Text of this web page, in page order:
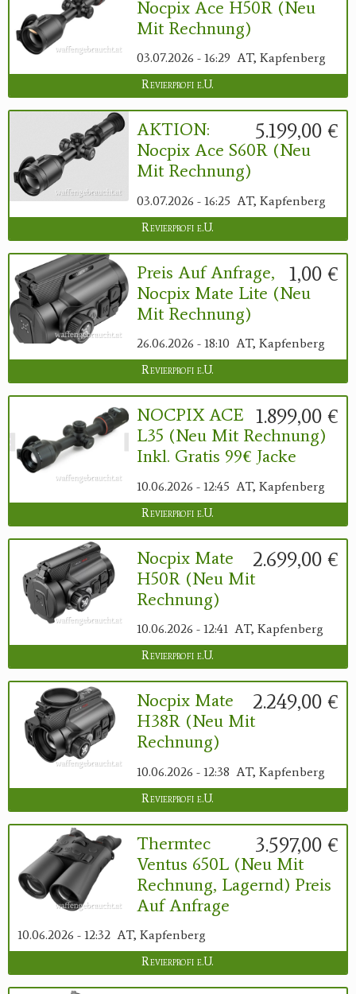
Nocpix Ace H50R (neu
Mit Rechnung)
03.07.2026 - 16:29 AT, Kapfenberg
Revierprofi e.U.
5.199,00 €
AKTION:
Nocpix Ace S60R (neu
Mit Rechnung)
03.07.2026 - 16:25 AT, Kapfenberg
Revierprofi e.U.
1,00 €
Preis Auf Anfrage,
Nocpix Mate Lite (neu
Mit Rechnung)
26.06.2026 - 18:10 AT, Kapfenberg
Revierprofi e.U.
1.899,00 €
NOCPIX ACE
L35 (neu Mit Rechnung)
Inkl. Gratis 99€ Jacke
10.06.2026 - 12:45 AT, Kapfenberg
Revierprofi e.U.
2.699,00 €
Nocpix Mate
H50R (neu Mit
Rechnung)
10.06.2026 - 12:41 AT, Kapfenberg
Revierprofi e.U.
2.249,00 €
Nocpix Mate
H38R (neu Mit
Rechnung)
10.06.2026 - 12:38 AT, Kapfenberg
Revierprofi e.U.
3.597,00 €
Thermtec
Ventus 650L (neu Mit
Rechnung, Lagernd) Preis
Auf Anfrage
10.06.2026 - 12:32 AT, Kapfenberg
Revierprofi e.U.